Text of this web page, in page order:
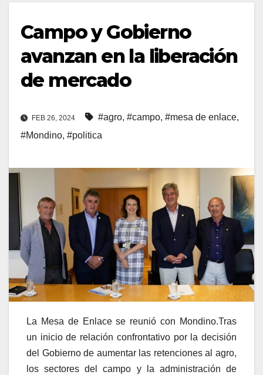
Campo y Gobierno
avanzan en la liberación
de mercado
FEB 26, 2024 #agro, #campo, #mesa de enlace,
#Mondino, #politica
La Mesa de Enlace se reunió con Mondino.Tras
un inicio de relación confrontativo por la decisión
del Gobierno de aumentar las retenciones al agro,
los sectores del campo y la administración de